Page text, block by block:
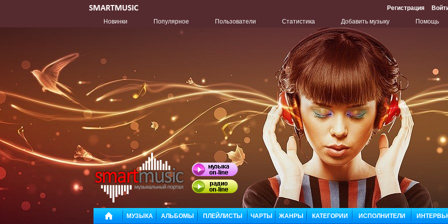
Регистрация
Новинки
Популярное Пользователи Статистика Добавить музыку Помощь
МУЗЫКА АЛЬБОМЫ ПЛЕЙЛИСТЫ ЧАРТЫ ЖАНРЫ КАТЕГОРИИ ИСПОЛНИТЕЛИ